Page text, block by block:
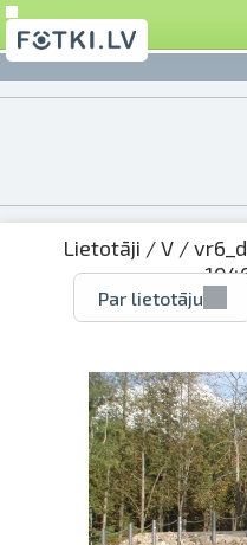
Lietotāji /V/
Par lietotāju